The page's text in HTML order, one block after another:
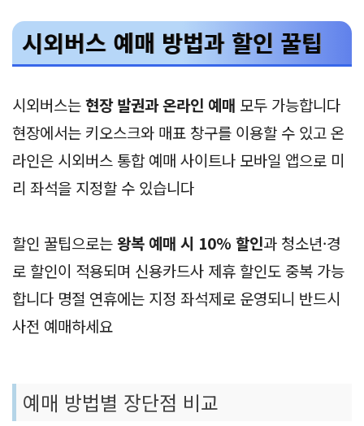
시외버스 예매 방법과 할인 꿀팁
시외버스는현장 발권과 온라인 예매 모두 가능합니다
현장에서는 키오스크와 매표 창구를 이용할 수 있고 온
라인은 시외버스 통합 예매 사이트나 모바일 앱으로 미
리 좌석을 지정할 수 있습니다
할인 꿀팁으로는왕복 예매 시 10% 할인과 청소년·경
로 할인이 적용되며 신용카드사 제휴 할인도 중복 가능
합니다 명절 연휴에는 지정 좌석제로 운영되니 반드시
사전 예매하세요
예매 방법별 장단점 비교